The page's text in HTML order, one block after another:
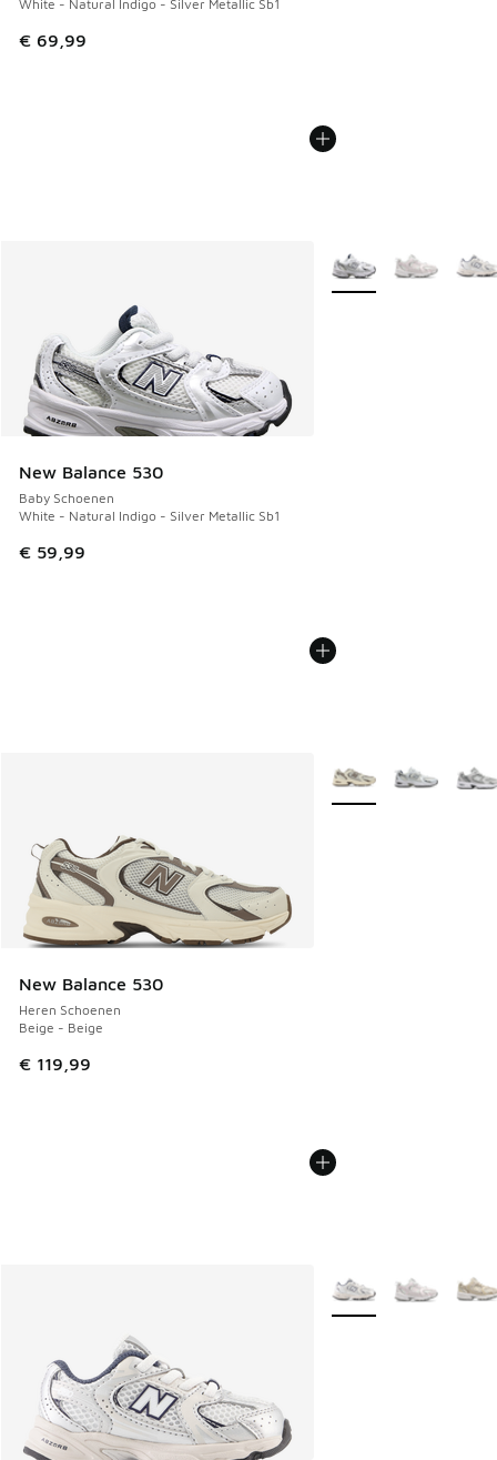
White - Natural Indigo - Silver Metallic Sb1
€ 69,99
New Balance 530
Baby Schoenen
White - Natural Indigo - Silver Metallic Sb1
€ 59,99
Meer kleuren
New Balance 530
Heren Schoenen
Beige - Beige
€ 119,99
Meer kleuren
Meer kleuren